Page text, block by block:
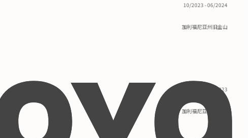
10/2023 - 06/2024
加利福尼亚州旧金山
01/2022 - 09/2023
加利福尼亚州旧金山